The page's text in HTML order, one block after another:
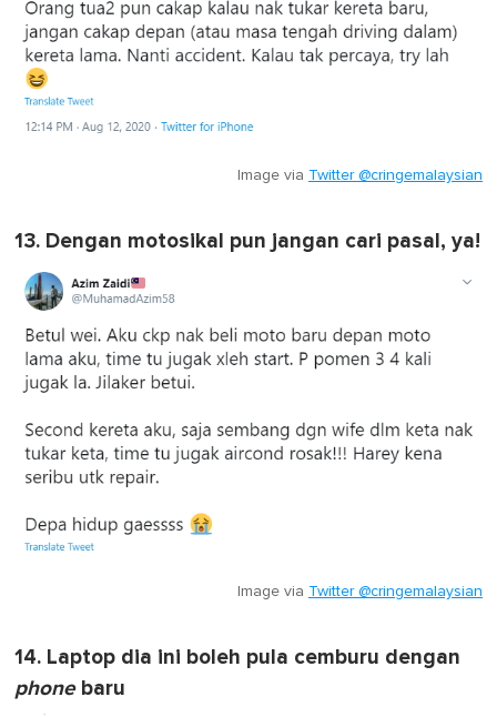
Image via Twitter @cringemalaysian
13. Dengan motosikal pun jangan cari pasal, ya!
Image via Twitter @cringemalaysian
14. Laptop dia ini boleh pula cemburu dengan
phonebaru